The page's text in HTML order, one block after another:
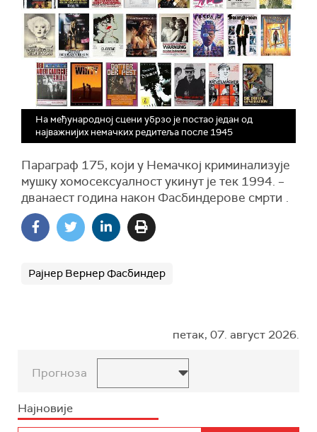
На међународној сцени убрзо је постао један од
најважнијих немачких редитеља после 1945
Параграф 175, који у Немачкој криминализује
мушку хомосексуалност укинут је тек 1994. –
дванаест година након Фасбиндерове смрти .
Рајнер Вернер Фасбиндер
петак, 07. август 2026.
Прогноза
Најновије